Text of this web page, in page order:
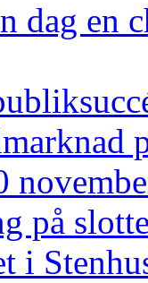
dag en
på
i